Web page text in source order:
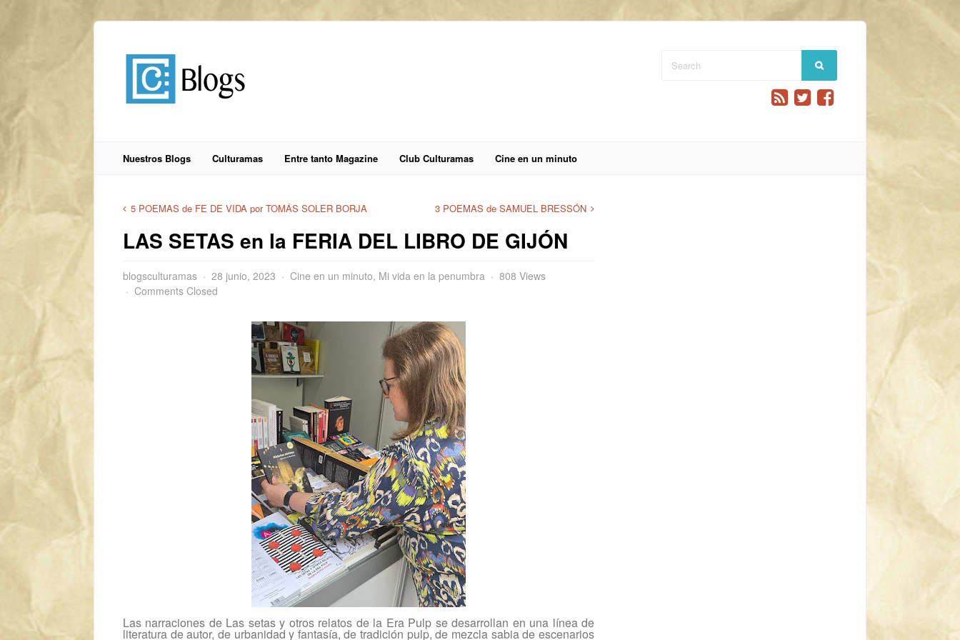
Nuestros Blogs Culturamas Entre tanto Magazine Club Culturamas Cine en un minuto
5 POEMAS de FE DE VIDA por TOMÁS SOLER BORJA 3 POEMAS de SAMUEL BRESSÓN
LAS SETAS en la FERIA DEL LIBRO DE GIJÓN
blogsculturamas 28 junio, 2023 Cine en un minuto, Mi vida en la penumbra
808 Views
Comments Closed
Las narraciones de Las setas y otros relatos de la Era Pulp se desarrollan en una línea de
literatura de autor, de urbanidad y fantasía, de tradición pulp, de mezcla sabia de escenarios